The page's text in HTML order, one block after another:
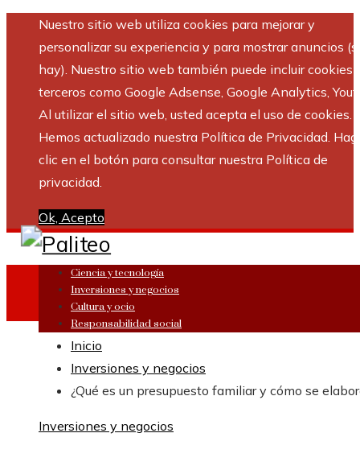
Nuestro sitio web utiliza cookies para mejorar y
personalizar su experiencia y para mostrar anuncios
hay). Nuestro sitio web también puede incluir cookies
terceros como Google Adsense, Google Analytics,
Al utilizar el sitio web, usted acepta el uso de cookies.
Hemos actualizado nuestra Política de Privacidad.
clic en el botón para consultar nuestra Política de
privacidad.
Ok, Acepto
Ciencia y tecnología
Inversiones y negocios
Cultura y ocio
Responsabilidad social
Inicio
Inversiones y negocios
¿Qué es un presupuesto familiar y cómo se
Inversiones y negocios